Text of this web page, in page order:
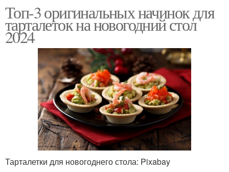
Топ-3 оригинальных начинок для
тарталеток на новогодний стол
2024
Тарталетки для новогоднего стола: Pixabay